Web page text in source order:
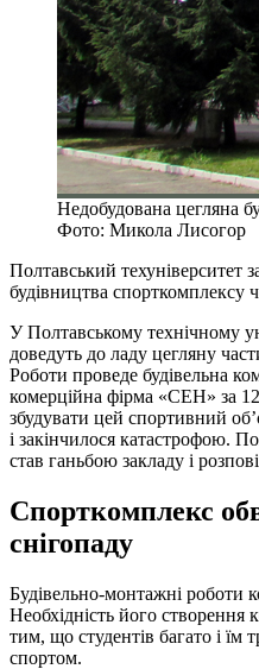
Недобудована цегляна
Фото: Микола Лисогор
Полтавський техуніверситет
будівництва спорткомплексу
У Полтавському технічному
доведуть до ладу цегляну
Роботи проведе будівельна
комерційна фірма «СЕН» за
збудувати цей спортивний
і закінчилося катастрофою.
став ганьбою закладу і
Спорткомплекс
снігопаду
Будівельно-монтажні роботи
Необхідність його створення
тим, що студентів багато і їм
спортом.